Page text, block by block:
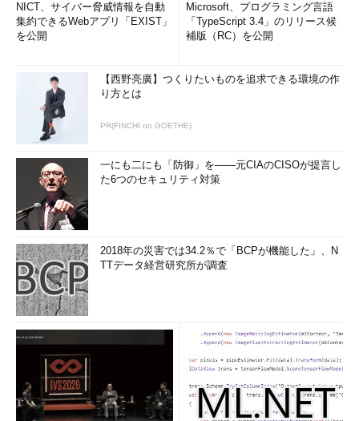
NICT、サイバー脅威情報を自動
集約できるWebアプリ「EXIST」
を公開
Microsoft、プログラミング言語
「TypeScript 3.4」のリリース候
補版（RC）を公開
【西野亮廣】つくりたいものを追求できる環境の作
り方とは
PR(FINCHI on GOETHE)
一にも二にも「防御」を――元CIAのCISOが提言し
た6つのセキュリティ対策
2018年の災害では34.2％で「BCPが機能した」、N
TTデータ経営研究所が調査